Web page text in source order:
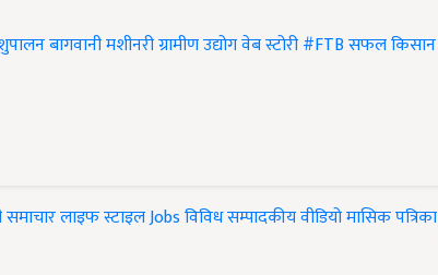
बागवानीमशीनरीग्रामीण उद्योगवेब स्टोरी#FTBसफल किसान
लाइफ स्टाइलJobsविविधसम्पादकीयवीडियोमासिक पत्रिका